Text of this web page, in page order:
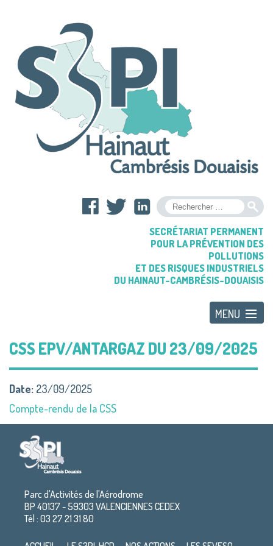
SECRÉTARIAT PERMANENT
POUR LA PRÉVENTION DES
POLLUTIONS
ET DES RISQUES INDUSTRIELS
DU HAINAUT-CAMBRÉSIS-DOUAISIS
CSS EPV/ANTARGAZ DU 23/09/2025
Date: 23/09/2025
Compte-rendu de la CSS
Parc d'Activités de l'Aérodrome
BP 40137 - 59303 VALENCIENNES CEDEX
Tél : 03 27 21 31 80